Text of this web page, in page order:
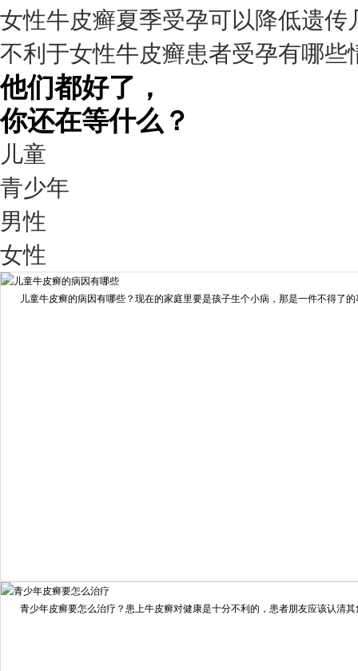
疗效满意
98%
我要咨询
擅长： 王艳琼 门诊主任 专家介绍：毕业于川北医学院...
预约量
我要咨询我要预约
擅长：住院部主任 【个人简介】 肖建华，成都银康银屑病...
女性牛皮癣夏季受孕可以降低遗传
不利于女性牛皮癣患者受孕有哪些
他们都好了，
你还在等什么？
儿童
青少年
男性
女性
儿童牛皮癣的病因有哪些？现在的家庭里要是孩子生个小病，那是一件不得了的
青少年皮癣要怎么治疗？患上牛皮癣对健康是十分不利的，患者朋友应该认清其